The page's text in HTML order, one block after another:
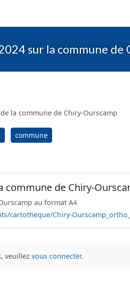
sur la commune de
la commune de Chiry-Ourscamp
commune
de Chiry-
au format A4
cartotheque/Chiry-
veuillez vous connecter.